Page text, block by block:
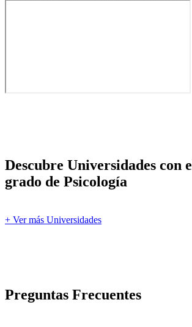
Descubre Universidades con
grado de Psicología
+ Ver más Universidades
Preguntas Frecuentes